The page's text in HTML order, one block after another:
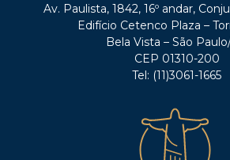
Av. Paulista, 1842, 16º andar,
Edifício Cetenco Plaza –
Bela Vista – São
CEP 01310-200
Tel: (11)3061-1665